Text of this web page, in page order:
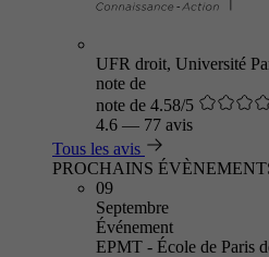
UFR droit, Université
note de
note de 4.58/5
4.6 — 77 avis
Tous les avis
PROCHAINS
09
Septembre
Événement
EPMT - École de Paris